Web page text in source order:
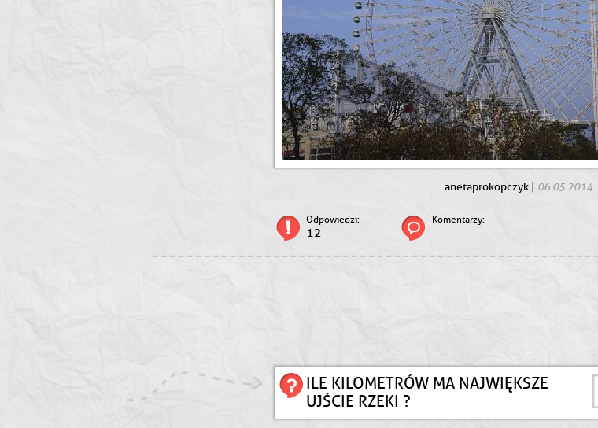
anetaprokopczyk 06.05.2014
Odpowiedzi:
12
Komentarzy:
ILE KILOMETRÓW MA NAJWIĘKSZE
UJŚCIE RZEKI ?